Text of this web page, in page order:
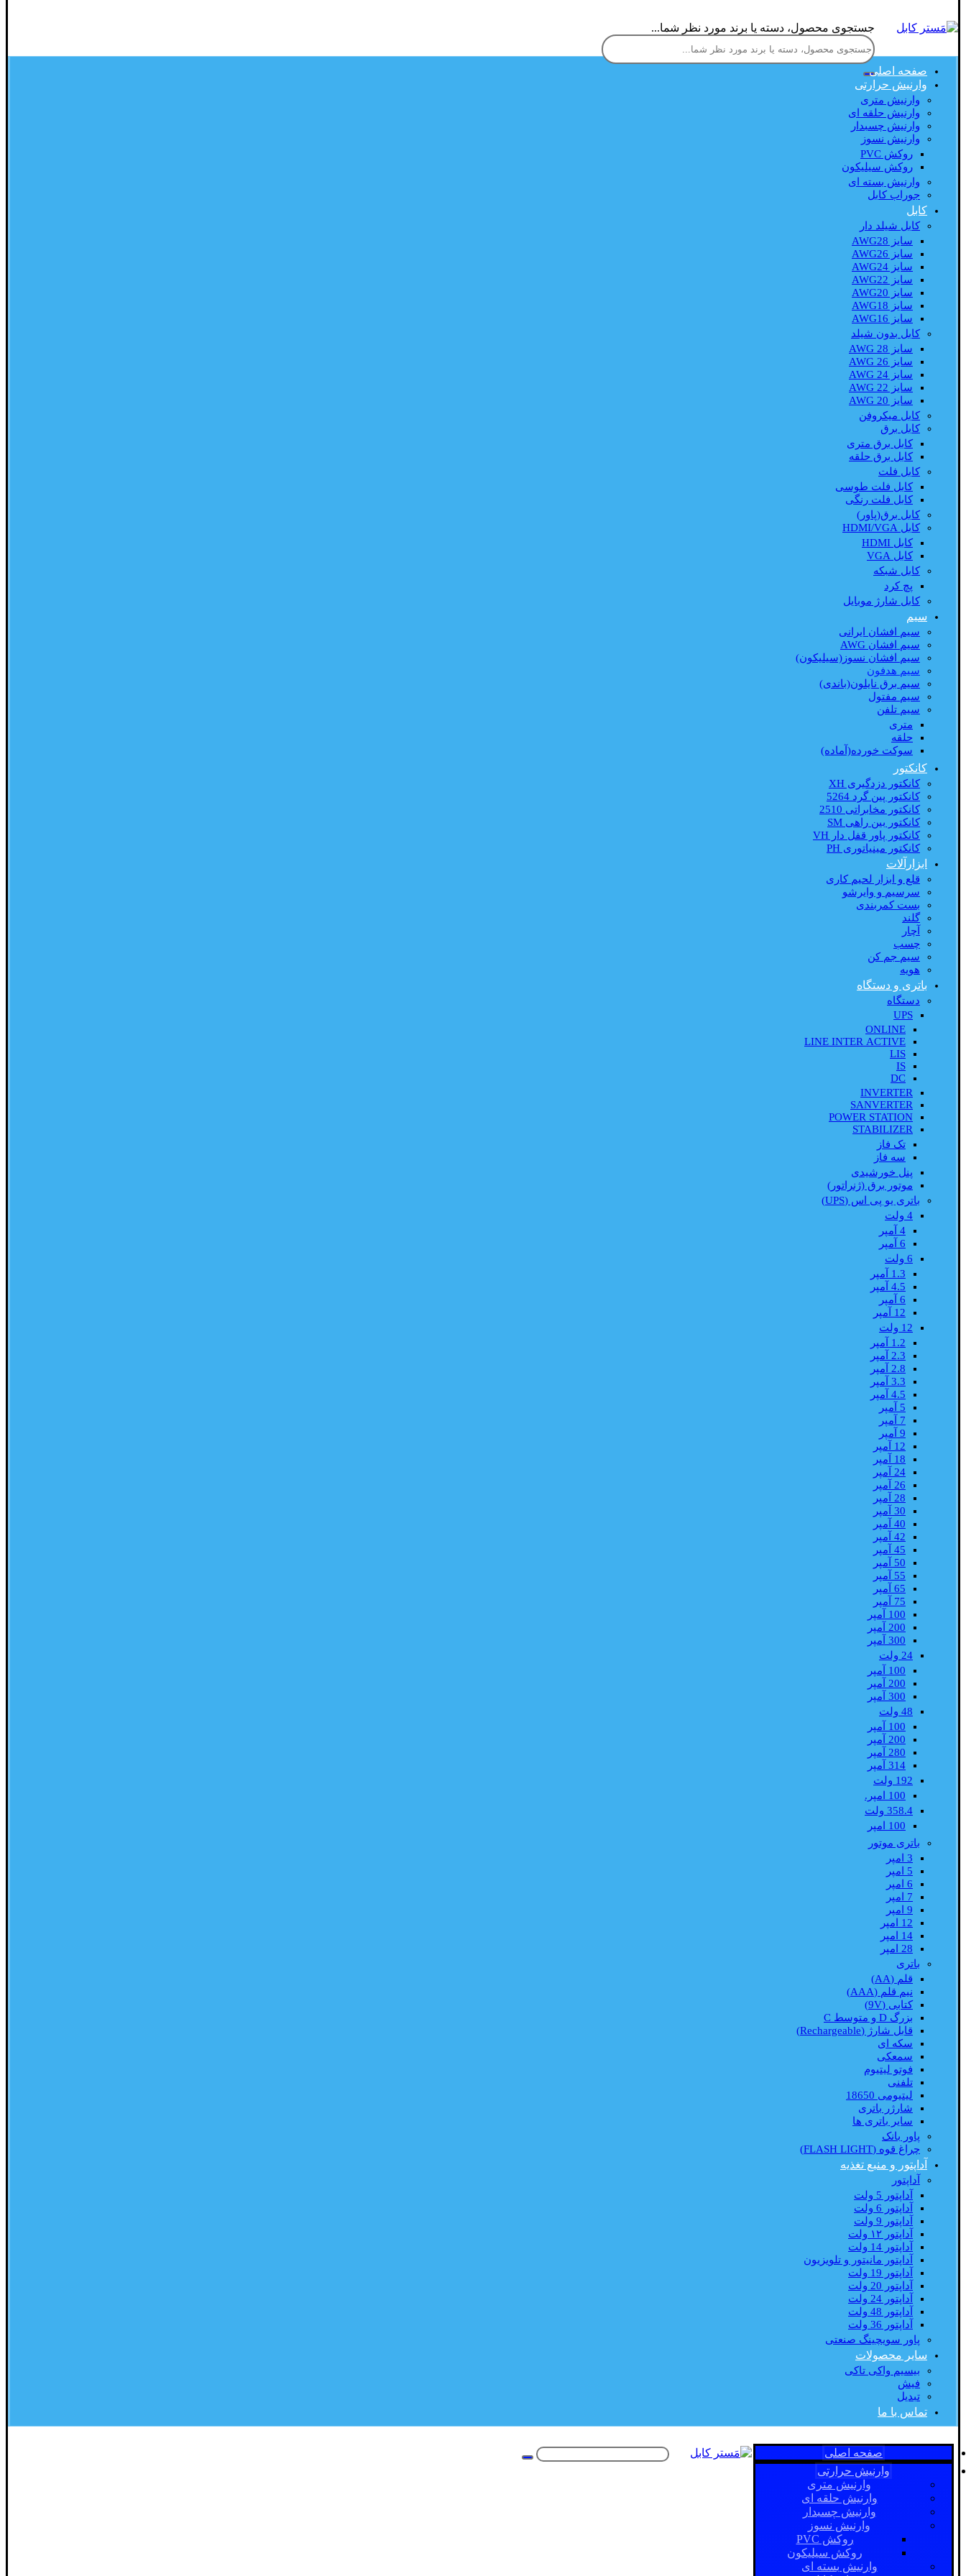
جستجوی محصول، دسته یا برند مورد نظر شما...
صفحه اصلی
وارنیش حرارتی
وارنیش متری
وارنیش حلقه ای
وارنیش چسبدار
وارنیش نسوز
روکش PVC
روکش سیلیکون
وارنیش بسته ای
جوراب کابل
کابل
کابل شیلد دار
سایز AWG28
سایز AWG26
سایز AWG24
سایز AWG22
سایز AWG20
سایز AWG18
سایز AWG16
کابل بدون شیلد
سایز AWG 28
سایز AWG 26
سایز AWG 24
سایز AWG 22
سایز AWG 20
کابل میکروفن
کابل برق
کابل برق متری
کابل برق حلقه
کابل فلت
کابل فلت طوسی
کابل فلت رنگی
کابل برق(پاور)
کابل HDMI/VGA
کابل HDMI
کابل VGA
کابل شبکه
پچ کرد
کابل شارژ موبایل
سیم
سیم افشان ایرانی
سیم افشان AWG
سیم افشان نسوز(سیلیکون)
سیم هدفون
سیم برق نایلون(باندی)
سیم مفتول
سیم تلفن
متری
حلقه
سوکت خورده(آماده)
کانکتور
کانکتور دزدگیری XH
کانکتور پین گرد 5264
کانکتور مخابراتی 2510
کانکتور بین راهی SM
کانکتور پاور قفل دار VH
کانکتور مینیاتوری PH
ابزارآلات
قلع و ابزار لحیم کاری
سرسیم و وایرشو
بست کمربندی
گلند
آچار
چسب
سیم جم کن
هویه
باتری و دستگاه
دستگاه
UPS
ONLINE
LINE INTER ACTIVE
LIS
IS
DC
INVERTER
SANVERTER
POWER STATION
STABILIZER
تک فاز
سه فاز
پنل خورشیدی
موتور برق (ژنراتور)
باتری یو پی اس (UPS)
4 ولت
4 آمپر
6 آمپر
6 ولت
1.3 آمپر
4.5 آمپر
6 آمپر
12 آمپر
12 ولت
1.2 آمپر
2.3 آمپر
2.8 آمپر
3.3 آمپر
4.5 آمپر
5 آمپر
7 آمپر
9 آمپر
12 آمپر
18 آمپر
24 آمپر
26 آمپر
28 آمپر
30 آمپر
40 آمپر
42 آمپر
45 آمپر
50 آمپر
55 آمپر
65 آمپر
75 آمپر
100 آمپر
200 آمپر
300 آمپر
24 ولت
100 آمپر
200 آمپر
300 آمپر
48 ولت
100 آمپر
200 آمپر
280 آمپر
314 آمپر
192 ولت
100 امپر.
358.4 ولت
100 امپر
باتری موتور
3 امپر
5 امپر
6 امپر
7 امپر
9 امپر
12 امپر
14 امپر
28 امپر
باتری
قلم (AA)
نیم قلم (AAA)
کتابی (9V)
بزرگ D و متوسط C
قابل شارژ (Rechargeable)
سکه ای
سمعکی
فوتو لیتیوم
تلفنی
لیتیومی 18650
شارژر باتری
سایر باتری ها
پاور بانک
چراغ قوه (FLASH LIGHT)
آداپتور و منبع تغذیه
آداپتور
آداپتور 5 ولت
آداپتور 6 ولت
آداپتور 9 ولت
آداپتور ۱۲ ولت
آداپتور 14 ولت
آداپتور مانیتور و تلویزیون
آداپتور 19 ولت
آداپتور 20 ولت
آداپتور 24 ولت
آداپتور 48 ولت
آداپتور 36 ولت
پاور سویچینگ صنعتی
سایر محصولات
بیسیم واکی تاکی
فیش
تبدیل
تماس با ما
صفحه اصلی
وارنیش حرارتی
وارنیش متری
وارنیش حلقه ای
وارنیش چسبدار
وارنیش نسوز
روکش PVC
روکش سیلیکون
وارنیش بسته ای